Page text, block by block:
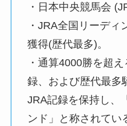
・日本中央競馬会
・JRA全国リーディ
獲得(歴代最多)。
・通算4000勝を超
録、および歴代最多
JRA記録を保持し、
ンド」と称されてい